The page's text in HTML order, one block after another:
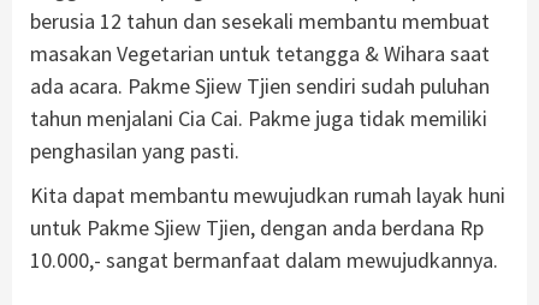
berusia 12 tahun dan sesekali membantu membuat
masakan Vegetarian untuk tetangga & Wihara saat
ada acara. Pakme Sjiew Tjien sendiri sudah puluhan
tahun menjalani Cia Cai. Pakme juga tidak memiliki
penghasilan yang pasti.
Kita dapat membantu mewujudkan rumah layak huni
untuk Pakme Sjiew Tjien, dengan anda berdana Rp
10.000,- sangat bermanfaat dalam mewujudkannya.